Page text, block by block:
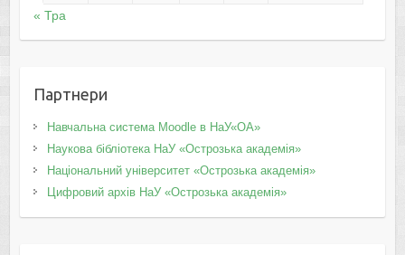
« Тра
Партнери
Навчальна система Moodle в НаУ«ОА»
Наукова бібліотека НаУ «Острозька академія»
Національний університет «Острозька академія»
Цифровий архів НаУ «Острозька академія»